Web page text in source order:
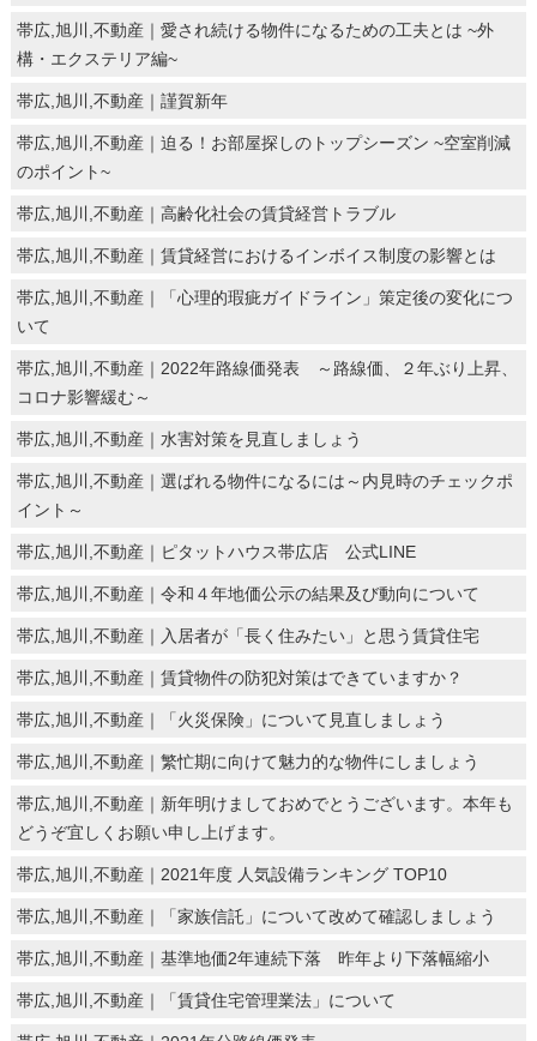
帯広,旭川,不動産｜愛され続ける物件になるための工夫とは ~外
構・エクステリア編~
帯広,旭川,不動産｜謹賀新年
帯広,旭川,不動産｜迫る！お部屋探しのトップシーズン ~空室削減
のポイント~
帯広,旭川,不動産｜高齢化社会の賃貸経営トラブル
帯広,旭川,不動産｜賃貸経営におけるインボイス制度の影響とは
帯広,旭川,不動産｜「心理的瑕疵ガイドライン」策定後の変化につ
いて
帯広,旭川,不動産｜2022年路線価発表 ～路線価、２年ぶり上昇、
コロナ影響緩む～
帯広,旭川,不動産｜水害対策を見直しましょう
帯広,旭川,不動産｜選ばれる物件になるには～内見時のチェックポ
イント～
帯広,旭川,不動産｜ピタットハウス帯広店 公式LINE
帯広,旭川,不動産｜令和４年地価公示の結果及び動向について
帯広,旭川,不動産｜入居者が「長く住みたい」と思う賃貸住宅
帯広,旭川,不動産｜賃貸物件の防犯対策はできていますか？
帯広,旭川,不動産｜「火災保険」について見直しましょう
帯広,旭川,不動産｜繁忙期に向けて魅力的な物件にしましょう
帯広,旭川,不動産｜新年明けましておめでとうございます。本年も
どうぞ宜しくお願い申し上げます。
帯広,旭川,不動産｜2021年度 人気設備ランキング TOP10
帯広,旭川,不動産｜「家族信託」について改めて確認しましょう
帯広,旭川,不動産｜基準地価2年連続下落 昨年より下落幅縮小
帯広,旭川,不動産｜「賃貸住宅管理業法」について